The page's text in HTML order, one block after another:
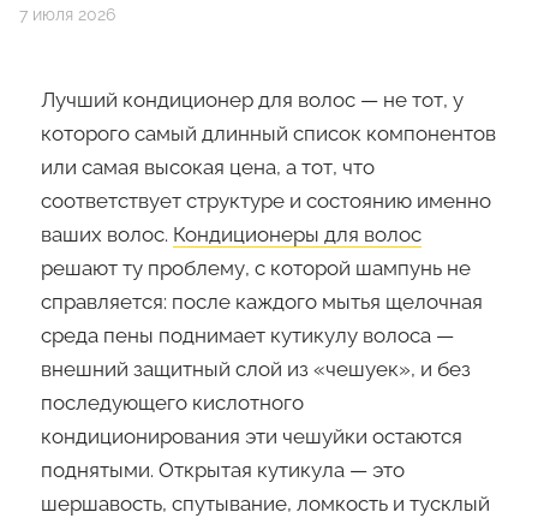
7 июля 2026
Лучший кондиционер для волос — не тот, у
которого самый длинный список компонентов
или самая высокая цена, а тот, что
соответствует структуре и состоянию именно
ваших волос. Кондиционеры для волос
решают ту проблему, с которой шампунь не
справляется: после каждого мытья щелочная
среда пены поднимает кутикулу волоса —
внешний защитный слой из «чешуек», и без
последующего кислотного
кондиционирования эти чешуйки остаются
поднятыми. Открытая кутикула — это
шершавость, спутывание, ломкость и тусклый